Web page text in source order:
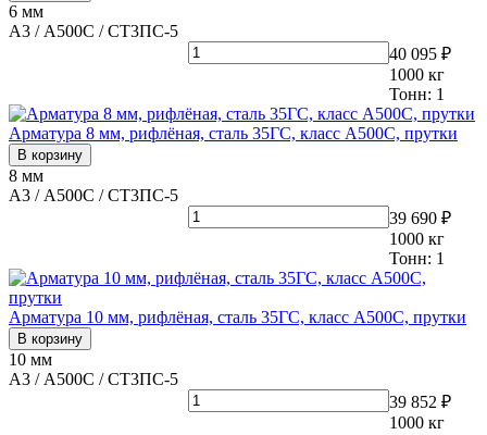
6 мм
А3 / А500С / СТ3ПС-5
40 095 ₽
1000 кг
Тонн: 1
Арматура 8 мм, рифлёная, сталь 35ГС, класс А500С, прутки
В корзину
8 мм
А3 / А500С / СТ3ПС-5
39 690 ₽
1000 кг
Тонн: 1
Арматура 10 мм, рифлёная, сталь 35ГС, класс А500С, прутки
В корзину
10 мм
А3 / А500С / СТ3ПС-5
39 852 ₽
1000 кг